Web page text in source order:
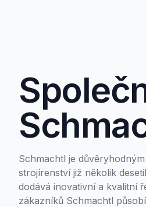
Schmachtl je
strojírenství již několik
dodává inovativní a kvalitní
zákazníků Schmachtl